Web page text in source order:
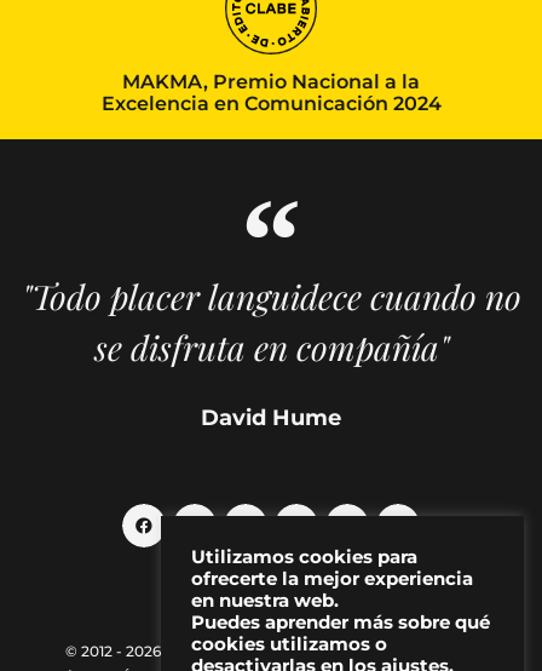
MAKMA, Premio Nacional a la
Excelencia en Comunicación 2024
"Todo placer languidece cuando no
se disfruta en compañía"
David Hume
© 2012 - 2026 MAKMA | Revista de artes visuales y cultura
Utilizamos cookies para
ofrecerte la mejor experiencia
en nuestra web.
Puedes aprender más sobre qué
cookies utilizamos o
desactivarlas en los ajustes.